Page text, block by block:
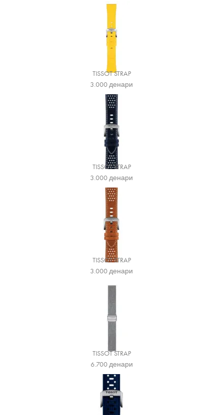
TISSOT STRAP
3.000денари
TISSOT STRAP
3.000денари
TISSOT STRAP
3.000денари
TISSOT STRAP
6.700денари